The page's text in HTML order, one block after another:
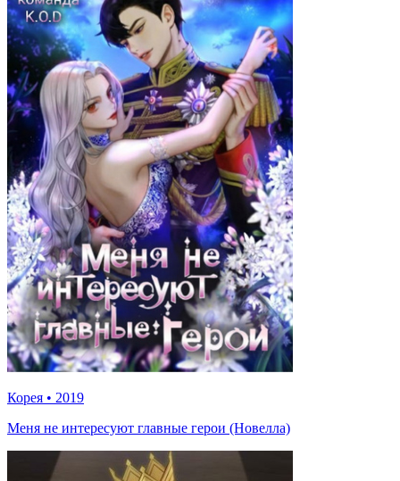
Корея • 2019
Меня не интересуют главные герои (Новелла)